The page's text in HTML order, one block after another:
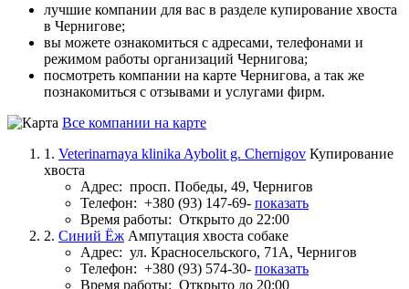
лучшие компании для вас в разделе купирование хвоста
в Чернигове;
вы можете ознакомиться с адресами, телефонами и
режимом работы организаций Чернигова;
посмотреть компании на карте Чернигова, а так же
познакомиться с отзывами и услугами фирм.
Все компании на карте
1. Veterinarnaya klinika Aybolit g. Chernigov Купирование
хвоста
Адрес: просп. Победы, 49, Чернигов
Телефон: +380 (93) 147-69- показать
Время работы: Открыто до 22:00
2. Синий Ёж Ампутация хвоста собаке
Адрес: ул. Красносельского, 71А, Чернигов
Телефон: +380 (93) 574-30- показать
Время работы: Открыто до 20:00